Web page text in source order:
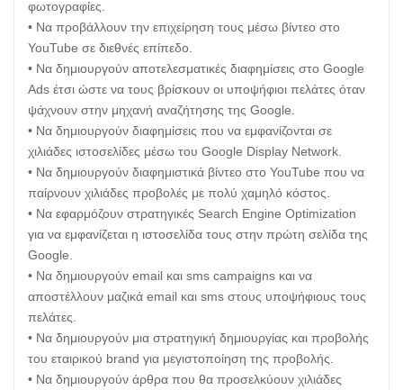
φωτογραφίες.
• Να προβάλλουν την επιχείρηση τους μέσω βίντεο στο
YouTube σε διεθνές επίπεδο.
• Να δημιουργούν αποτελεσματικές διαφημίσεις στο Google
Ads έτσι ώστε να τους βρίσκουν οι υποψήφιοι πελάτες όταν
ψάχνουν στην μηχανή αναζήτησης της Google.
• Να δημιουργούν διαφημίσεις που να εμφανίζονται σε
χιλιάδες ιστοσελίδες μέσω του Google Display Network.
• Να δημιουργούν διαφημιστικά βίντεο στο YouTube που να
παίρνουν χιλιάδες προβολές με πολύ χαμηλό κόστος.
• Να εφαρμόζουν στρατηγικές Search Engine Optimization
για να εμφανίζεται η ιστοσελίδα τους στην πρώτη σελίδα της
Google.
• Να δημιουργούν email και sms campaigns και να
αποστέλλουν μαζικά email και sms στους υποψήφιους τους
πελάτες.
• Να δημιουργούν μια στρατηγική δημιουργίας και προβολής
του εταιρικού brand για μεγιστοποίηση της προβολής.
• Να δημιουργούν άρθρα που θα προσελκύουν χιλιάδες